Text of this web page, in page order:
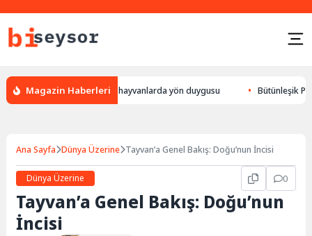
Magazin Haberleri
leylek yön bulması, hayvanlarda yön duygusu Bütünleşik
Ana Sayfa Dünya Üzerine Tayvan’a Genel Bakış: Doğu’nun İncisi
Dünya Üzerine 0
Tayvan’a Genel Bakış: Doğu’nun
İncisi